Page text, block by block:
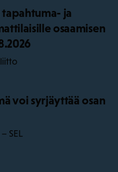
ja
osaamisen
voi syrjäyttää osan
SEL